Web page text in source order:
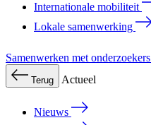
Internationale mobiliteit
Lokale samenwerking
Samenwerken met onderzoekers
Terug Actueel
Nieuws